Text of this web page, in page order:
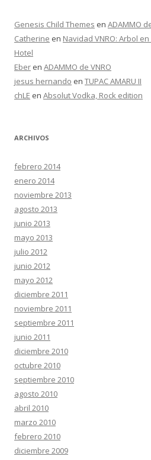
Genesis Child Themes en ADAMMO
Catherine en Navidad VNRO: Arbol
Hotel
Eber en ADAMMO de VNRO
jesus hernando en TUPAC AMARU II
chLE en Absolut Vodka, Rock edition
ARCHIVOS
febrero 2014
enero 2014
noviembre 2013
agosto 2013
junio 2013
mayo 2013
julio 2012
junio 2012
mayo 2012
diciembre 2011
noviembre 2011
septiembre 2011
junio 2011
diciembre 2010
octubre 2010
septiembre 2010
agosto 2010
abril 2010
marzo 2010
febrero 2010
diciembre 2009